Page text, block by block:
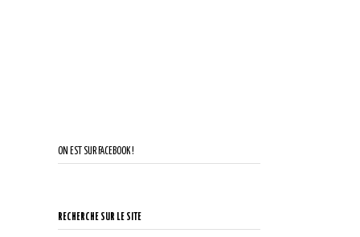
ON EST SUR FACEBOOK !
RECHERCHE SUR LE SITE